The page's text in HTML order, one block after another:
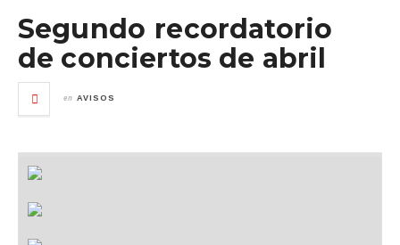
Segundo recordatorio
de conciertos de abril
en AVISOS